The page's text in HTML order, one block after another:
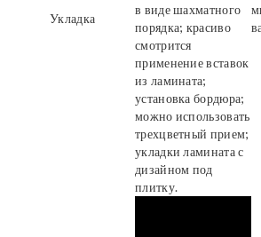
Укладка
в виде шахматного
порядка; красиво
смотрится
применение вставок
из ламината;
установка бордюра;
можно использовать
трехцветный прием;
укладки ламината с
дизайном под
плитку.